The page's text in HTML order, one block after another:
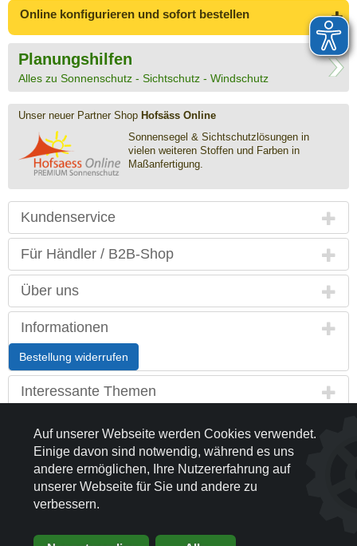
Online konfigurieren und sofort bestellen
Planungshilfen
Alles zu Sonnenschutz - Sichtschutz - Windschutz
Unser neuer Partner Shop Hofsäss Online
Sonnensegel & Sichtschutz­lösungen in
vielen weiteren Stoffen und Farben in
Maßanfertigung.
Kundenservice
Für Händler / B2B-Shop
Über uns
Informationen
Bestellung widerrufen
Interessante Themen
Land / Sprache
Kontakt
Partnerseiten
Auf unserer Webseite werden Cookies verwendet.
Einige davon sind notwendig, während es uns
andere ermöglichen, Ihre Nutzererfahrung auf
unserer Webseite für Sie und andere zu
verbessern.